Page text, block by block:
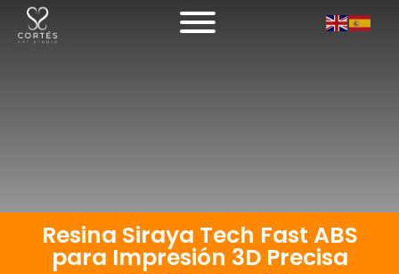
Resina Siraya Tech Fast ABS
para Impresión 3D Precisa